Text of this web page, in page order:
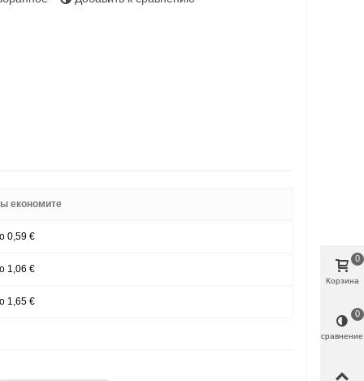
економите
0,59 €
1,06 €
1,65 €
Корзина
0
сравнение
0